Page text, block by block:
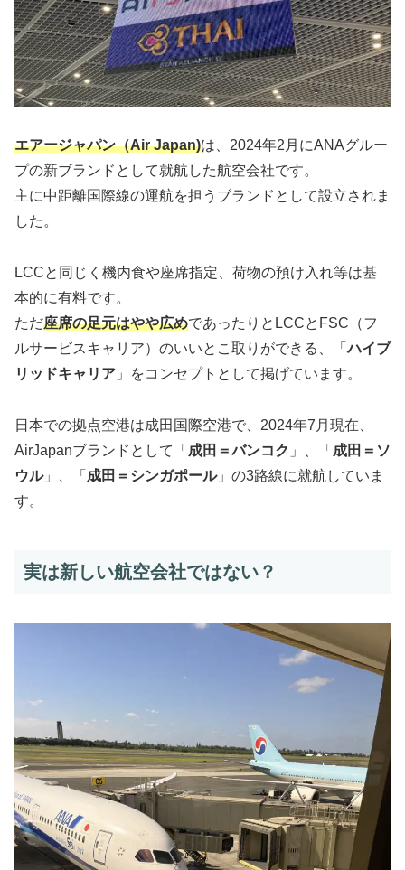
エアージャパン（Air Japan)は、2024年2月にANAグルー
プの新ブランドとして就航した航空会社です。
主に中距離国際線の運航を担うブランドとして設立されま
した。
LCCと同じく機内食や座席指定、荷物の預け入れ等は基
本的に有料です。
ただ座席の足元はやや広めであったりとLCCとFSC（フ
ルサービスキャリア）のいいとこ取りができる、「ハイブ
リッドキャリア 」をコンセプトとして掲げています。
日本での拠点空港は成田国際空港で、2024年7月現在、
AirJapanブランドとして「 成田＝バンコク 」、「 成田＝ソ
ウル」、「 成田＝シンガポール」の3路線に就航していま
す。
実は新しい航空会社ではない？